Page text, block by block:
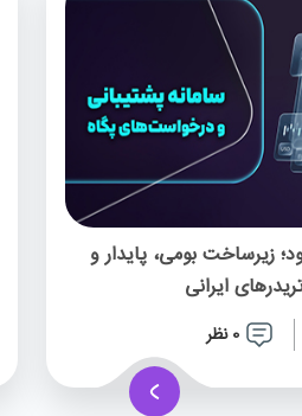
زیرساخت بومی، پایدار و
ایرانی
0 نظر